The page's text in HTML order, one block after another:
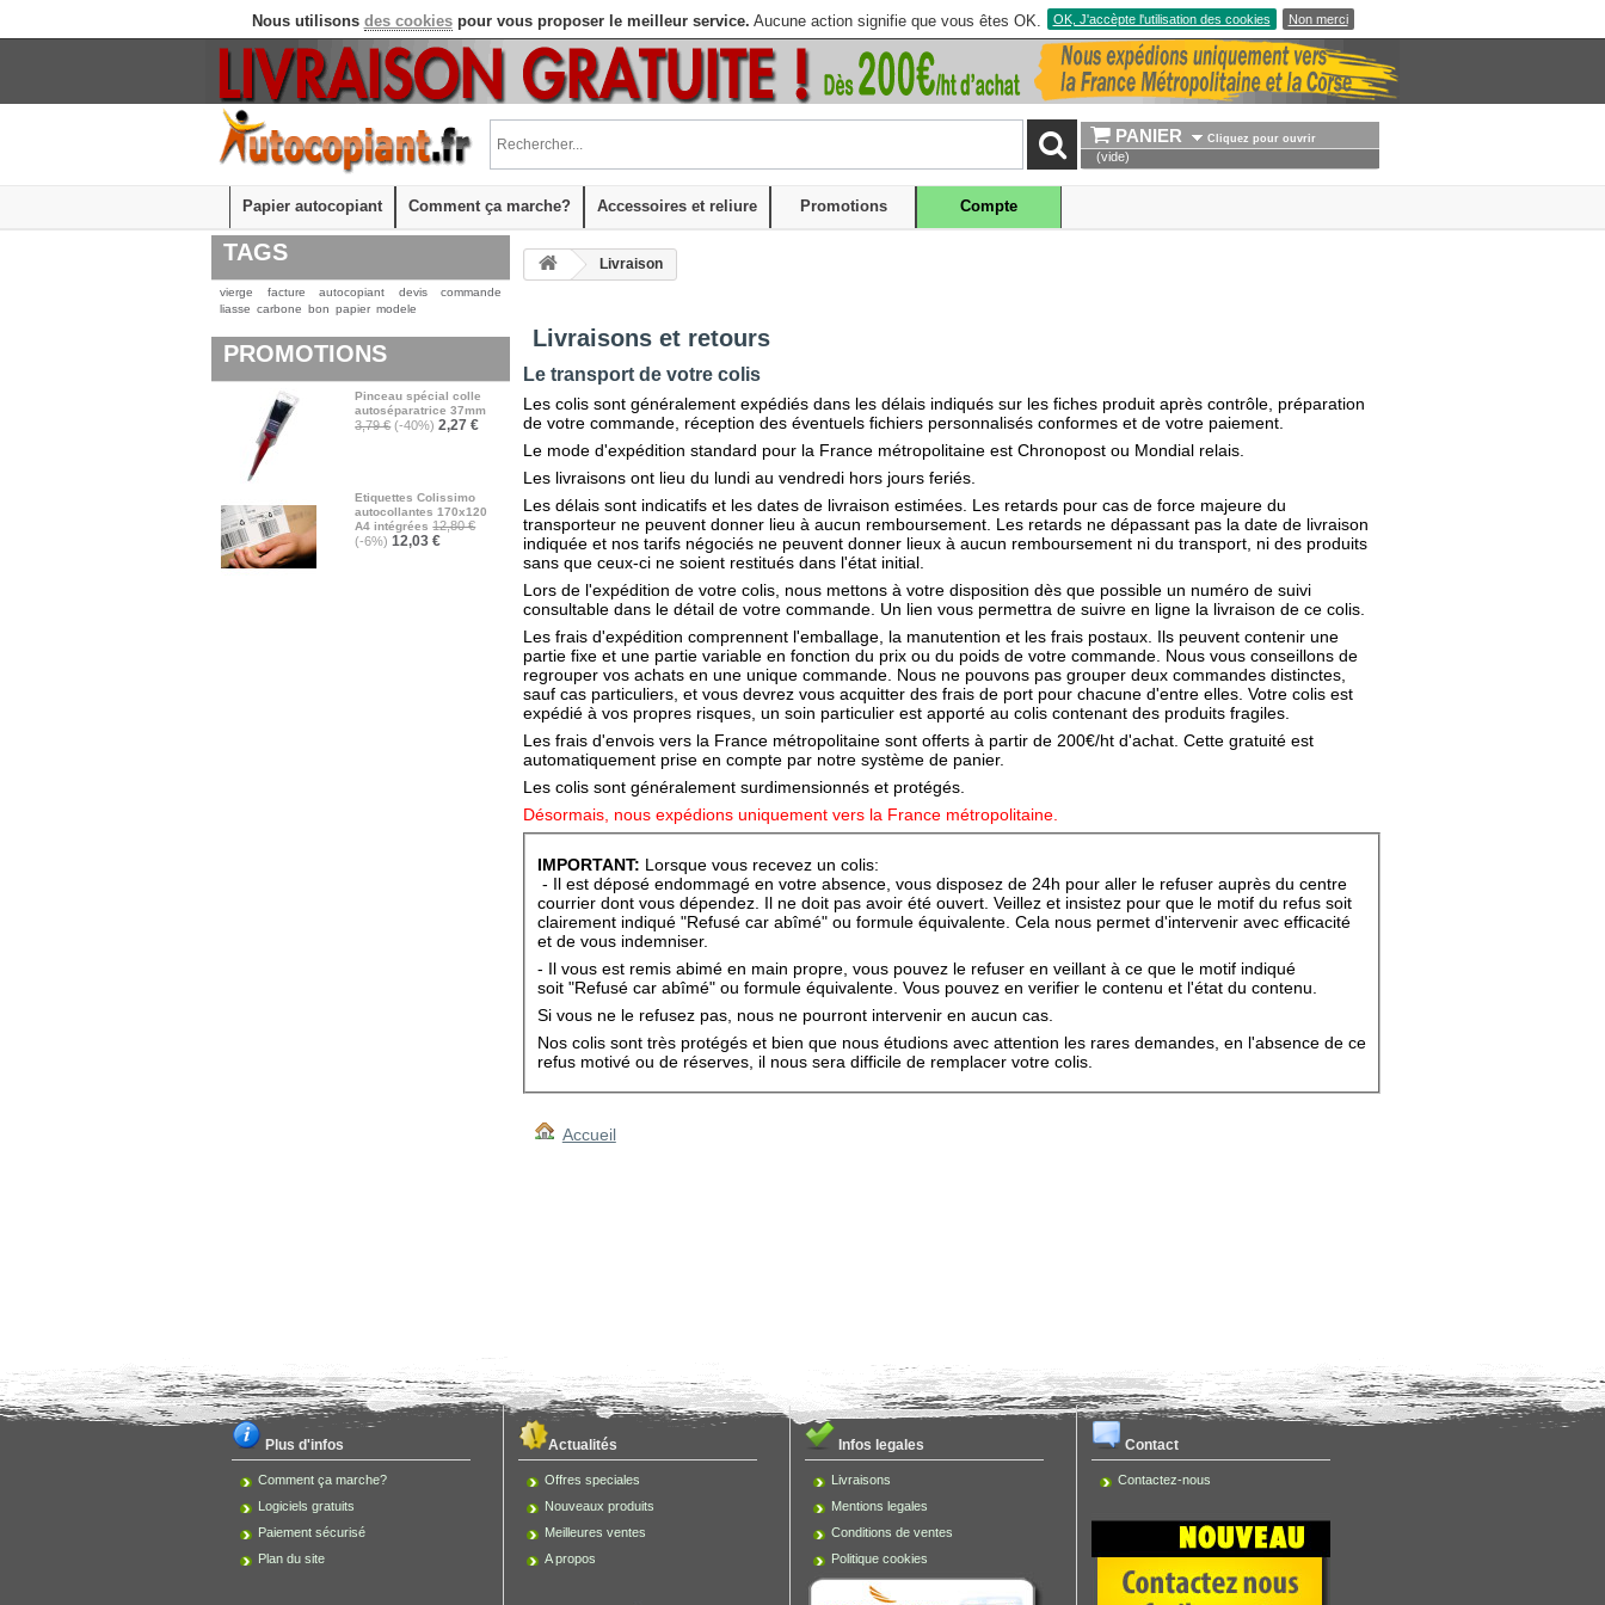
Nous utilisons des cookiespour vous proposer le meilleur service. Aucune action signifie que vous êtes OK. OK, J'accèpte l'utilisation des cookies Non merci
PANIER Cliquez pour ouvrir
(vide)
Papier autocopiant Comment ça marche? Accessoires et reliure Promotions Compte
TAGS
vierge facture autocopiant devis
commande
liasse carbone bon papier modele
PROMOTIONS
Pinceau spécial colle
autoséparatrice 37mm
3,79 € (-40%) 2,27 €
Etiquettes Colissimo
autocollantes 170x120
A4 intégrées 12,80 €
(-6%) 12,03 €
Livraison
Livraisons et retours
Le transport de votre colis
Les colis sont généralement expédiés dans les délais indiqués sur les fiches produit après contrôle, préparation
de votre commande, réception des éventuels fichiers personnalisés conformes et de votre paiement.
Le mode d'expédition standard pour la France métropolitaine est Chronopost ou Mondial relais.
Les livraisons ont lieu du lundi au vendredi hors jours feriés.
Les délais sont indicatifs et les dates de livraison estimées. Les retards pour cas de force majeure du
transporteur ne peuvent donner lieu à aucun remboursement. Les retards ne dépassant pas la date de livraison
indiquée et nos tarifs négociés ne peuvent donner lieux à aucun remboursement ni du transport, ni des produits
sans que ceux-ci ne soient restitués dans l'état initial.
Lors de l'expédition de votre colis, nous mettons à votre disposition dès que possible un numéro de suivi
consultable dans le détail de votre commande. Un lien vous permettra de suivre en ligne la livraison de ce colis.
Les frais d'expédition comprennent l'emballage, la manutention et les frais postaux. Ils peuvent contenir une
partie fixe et une partie variable en fonction du prix ou du poids de votre commande. Nous vous conseillons de
regrouper vos achats en une unique commande. Nous ne pouvons pas grouper deux commandes distinctes,
sauf cas particuliers, et vous devrez vous acquitter des frais de port pour chacune d'entre elles. Votre colis est
expédié à vos propres risques, un soin particulier est apporté au colis contenant des produits fragiles.
Les frais d'envois vers la France métropolitaine sont offerts à partir de 200€/ht d'achat. Cette gratuité est
automatiquement prise en compte par notre système de panier.
Les colis sont généralement surdimensionnés et protégés.
Désormais, nous expédions uniquement vers la France métropolitaine.
IMPORTANT: Lorsque vous recevez un colis:
- Il est déposé endommagé en votre absence, vous disposez de 24h pour aller le refuser auprès du centre
courrier dont vous dépendez. Il ne doit pas avoir été ouvert. Veillez et insistez pour que le motif du refus soit
clairement indiqué "Refusé car abîmé" ou formule équivalente. Cela nous permet d'intervenir avec efficacité
et de vous indemniser.
- Il vous est remis abimé en main propre, vous pouvez le refuser en veillant à ce que le motif indiqué
soit "Refusé car abîmé" ou formule équivalente. Vous pouvez en verifier le contenu et l'état du contenu.
Si vous ne le refusez pas, nous ne pourront intervenir en aucun cas.
Nos colis sont très protégés et bien que nous étudions avec attention les rares demandes, en l'absence de ce
refus motivé ou de réserves, il nous sera difficile de remplacer votre colis.
Accueil
Plus d'infos
Comment ça marche?
Logiciels gratuits
Paiement sécurisé
Plan du site
Actualités
Offres speciales
Nouveaux produits
Meilleures ventes
A propos
Infos legales
Livraisons
Mentions legales
Conditions de ventes
Politique cookies
Contact
Contactez-nous